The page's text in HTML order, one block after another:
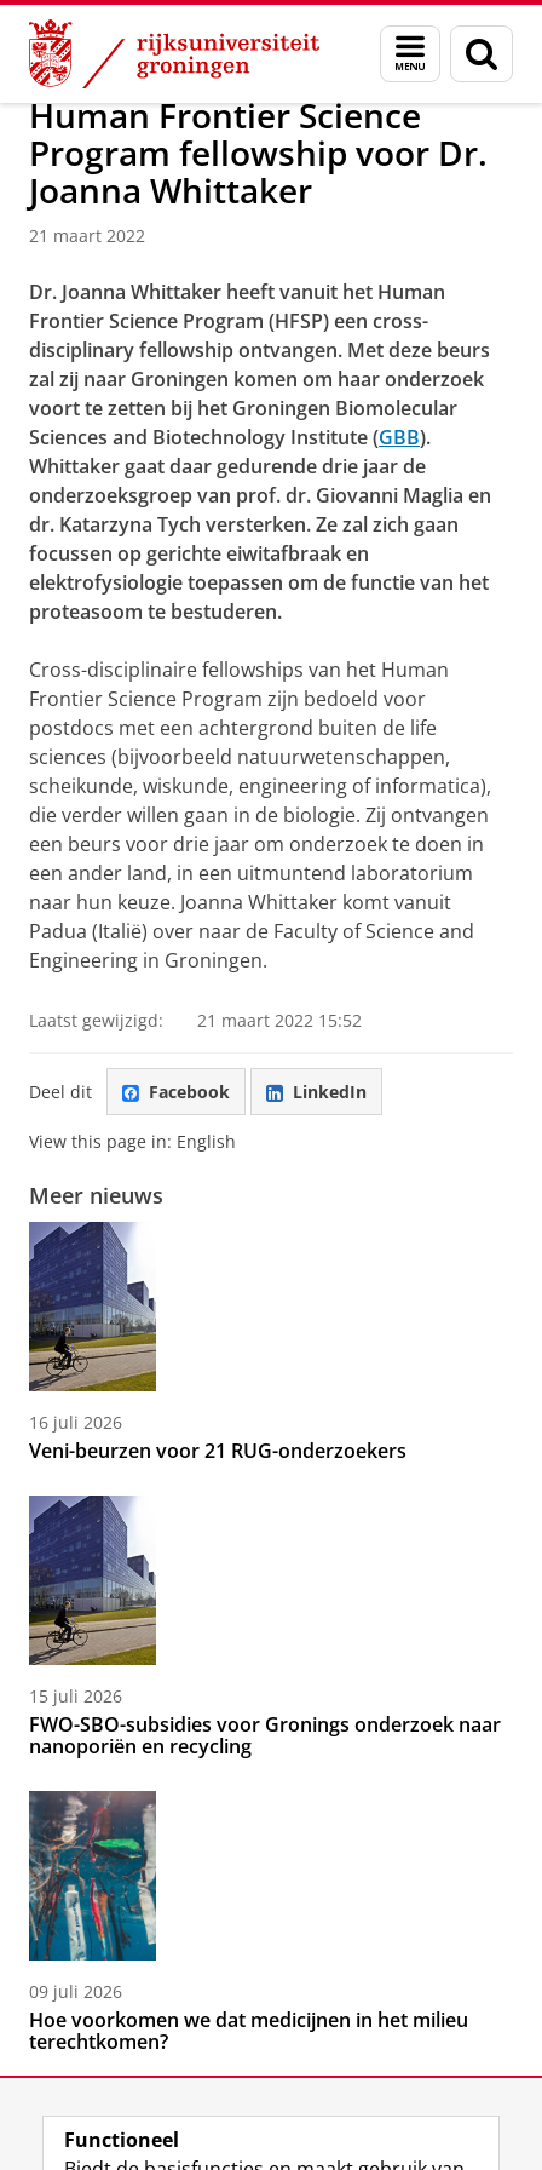
Skip
Content
Skip
Navigation
Menu
en
zoeken
Over ons Faculty of Science and Engineering Nieuws
Human Frontier Science
Program fellowship voor Dr.
Joanna Whittaker
21 maart 2022
Dr. Joanna Whittaker heeft vanuit het Human
Frontier Science Program (HFSP) een cross-
disciplinary fellowship ontvangen. Met deze beurs
zal zij naar Groningen komen om haar onderzoek
voort te zetten bij het Groningen Biomolecular
Sciences and Biotechnology Institute (GBB).
Whittaker gaat daar gedurende drie jaar de
onderzoeksgroep van prof. dr. Giovanni Maglia en
dr. Katarzyna Tych versterken. Ze zal zich gaan
focussen op gerichte eiwitafbraak en
elektrofysiologie toepassen om de functie van het
proteasoom te bestuderen.
Cross-disciplinaire fellowships van het Human
Frontier Science Program zijn bedoeld voor
postdocs met een achtergrond buiten de life
sciences (bijvoorbeeld natuurwetenschappen,
scheikunde, wiskunde, engineering of informatica),
die verder willen gaan in de biologie. Zij ontvangen
een beurs voor drie jaar om onderzoek te doen in
een ander land, in een uitmuntend laboratorium
naar hun keuze. Joanna Whittaker komt vanuit
Padua (Italië) over naar de Faculty of Science and
Engineering in Groningen.
Laatst gewijzigd: 21 maart 2022 15:52
Deel dit Facebook LinkedIn
View this page in: English
Meer nieuws
16 juli 2026
Veni-beurzen voor 21 RUG-onderzoekers
15 juli 2026
FWO-SBO-subsidies voor Gronings onderzoek naar
nanoporiën en recycling
09 juli 2026
Hoe voorkomen we dat medicijnen in het milieu
terechtkomen?
Functioneel